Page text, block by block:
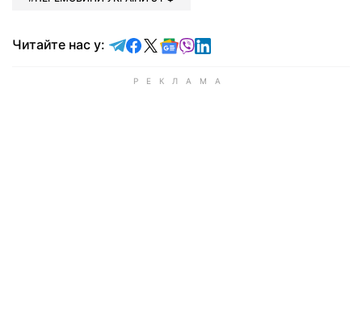
Читайте нас у: Читайте у Telegram
Читайте у Facebook
Читайте у X
Читайте у Google news
Читайте у Viber
Читайте у LinkedIn